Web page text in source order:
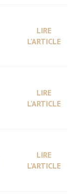
LIRE
L'ARTICLE
LIRE
L'ARTICLE
LIRE
L'ARTICLE